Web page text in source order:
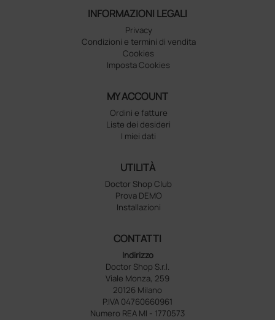
INFORMAZIONI LEGALI
Privacy
Condizioni e termini di vendita
Cookies
Imposta Cookies
MY ACCOUNT
Ordini e fatture
Liste dei desideri
I miei dati
UTILITÀ
Doctor Shop Club
Prova DEMO
Installazioni
CONTATTI
Indirizzo
Doctor Shop S.r.l.
Viale Monza, 259
20126 Milano
P.IVA 04760660961
Numero REA MI - 1770573